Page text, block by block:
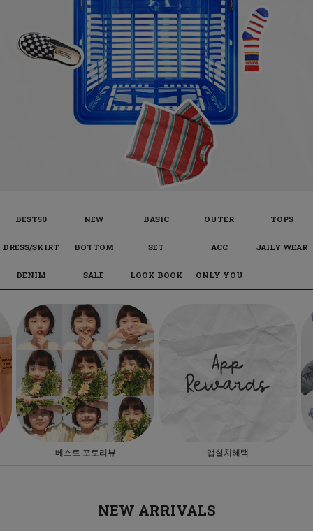
BEST50 NEW BASIC OUTER TOPS
DRESS/SKIRT BOTTOM SET ACC JAILY WEAR
DENIM SALE LOOK BOOK ONLY YOU
베스트 포토리뷰 앱설치혜택
NEW ARRIVALS